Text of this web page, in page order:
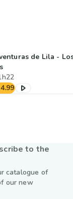
de Lila -
to the
catalogue of
our new